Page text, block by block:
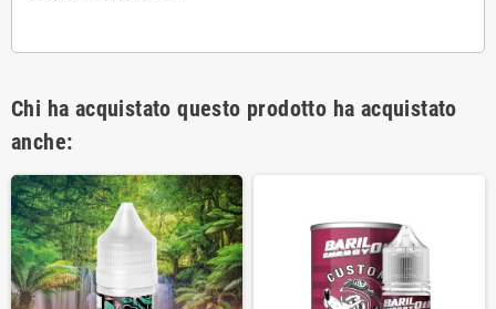
Chi ha acquistato questo prodotto ha acquistato
anche: